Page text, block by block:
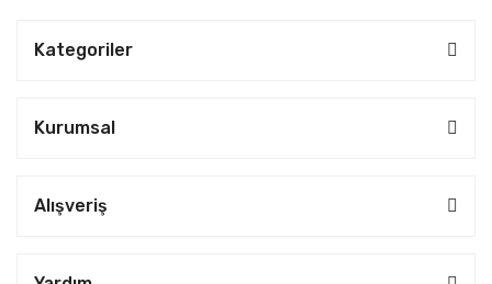
Kategoriler
Kurumsal
Alışveriş